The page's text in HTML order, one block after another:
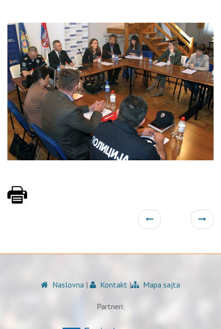
Naslovna | Kontakt | Mapa sajta
Partneri: